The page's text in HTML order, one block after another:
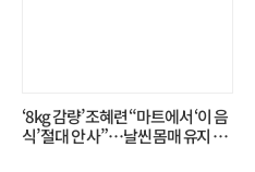
‘8kg 감량’ 조혜련 “마트에서 ‘이 음
식’ 절대 안 사”…날씬 몸매 유지 비